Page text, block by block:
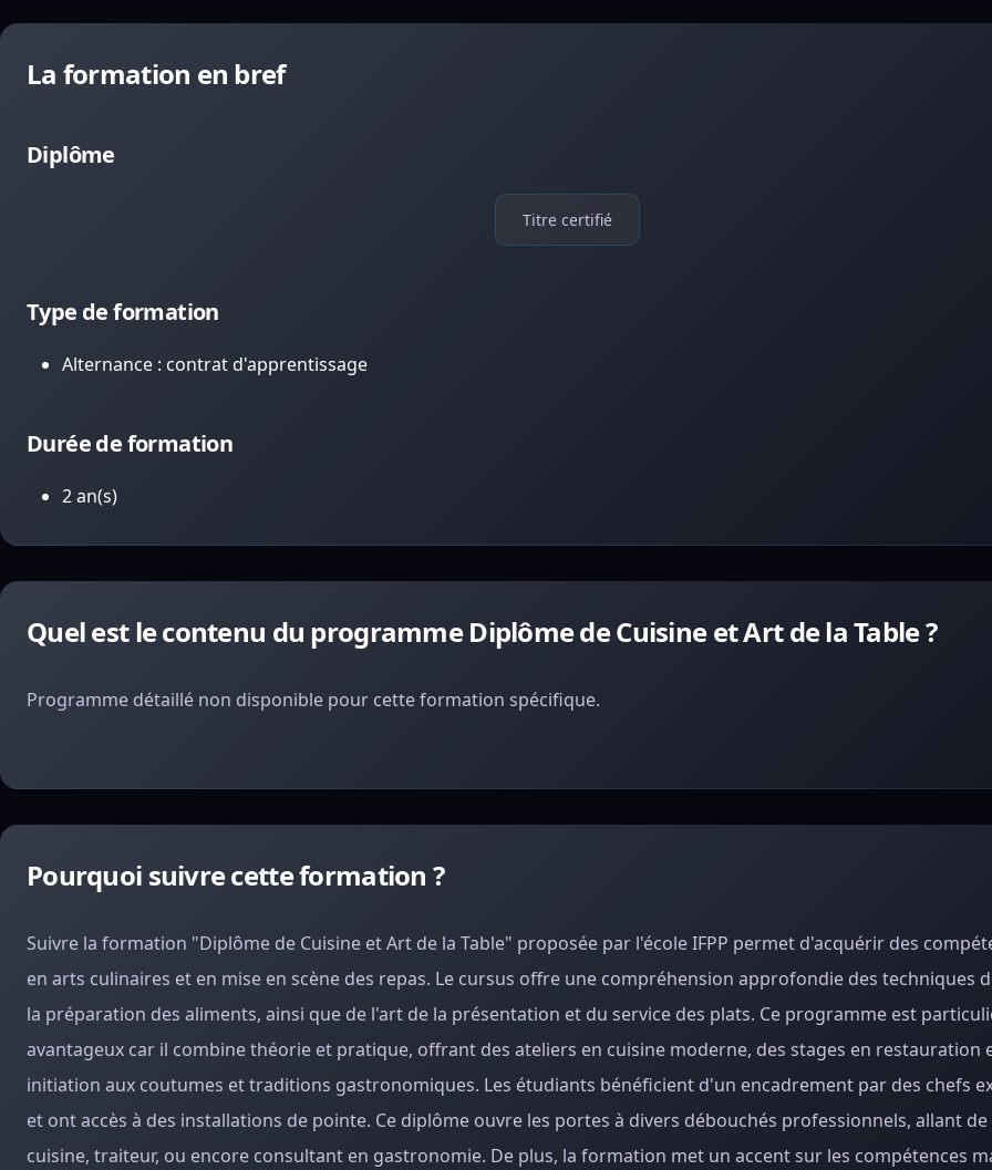
La formation en bref
Diplôme
Titre certifié
Type de formation
Alternance : contrat d'apprentissage
Durée de formation
2 an(s)
Quel est le contenu du programme Diplôme de Cuisine et Art de la Table ?
Programme détaillé non disponible pour cette formation spécifique.
Pourquoi suivre cette formation ?
Suivre la formation "Diplôme de Cuisine et Art de la Table" proposée par l'école IFPP permet d'acquérir des
en arts culinaires et en mise en scène des repas. Le cursus offre une compréhension approfondie des techniques
la préparation des aliments, ainsi que de l'art de la présentation et du service des plats. Ce programme est
avantageux car il combine théorie et pratique, offrant des ateliers en cuisine moderne, des stages en restauration
initiation aux coutumes et traditions gastronomiques. Les étudiants bénéficient d'un encadrement par des chefs
et ont accès à des installations de pointe. Ce diplôme ouvre les portes à divers débouchés professionnels, allant
cuisine, traiteur, ou encore consultant en gastronomie. De plus, la formation met un accent sur les compétences